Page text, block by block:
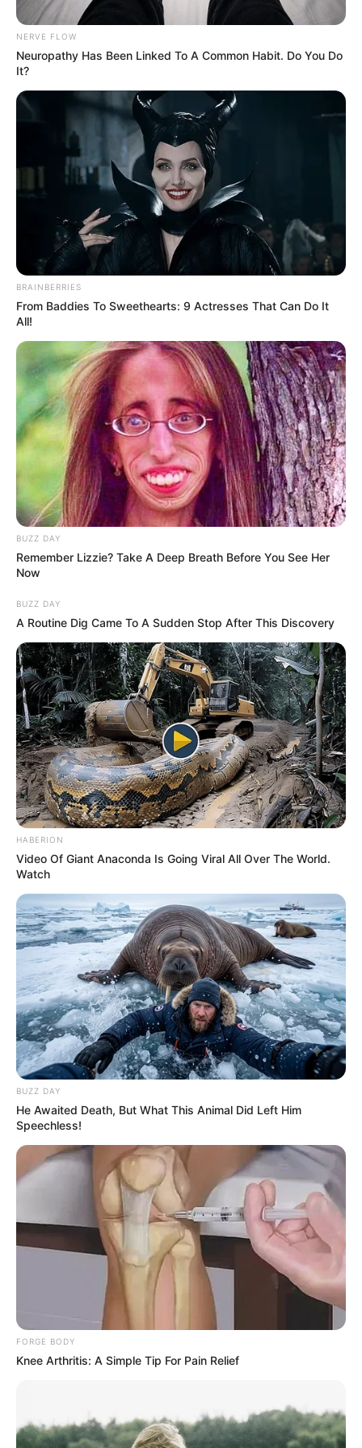
ΔΙΕΘΝΗ ΡΟΗ ΤΩΝ ΑΡΘΡΩΝ
Βιολογικά πειραματόζωα των
“Αμερικάνων” γίνονται οι Ουκρανοί
στρατιώτες – Τρομακτικές αποκαλύψεις
βγήκαν επίσημα στον αέρα από τους
Ρώσους
Οι Ουκρανοί στρατιώτες γίνονται βιολογικά πειραματόζωα
των “Αμερικάνων”… Τρομακτικές είναι οι νέες αποκαλύψεις
που έβγαλαν επίσημα στον αέρα οι Ρώσοι στις οποίες μας
δείχνουν τι...
FACEBOOK ΑΡΈΣΕΙ
YOUTUBE ΕΓΓΡΑΦΕΊΤΕ
EMAIL ΑΚΟΛΟΥΘΉΣΤΕ
ΣΠΑΜΕ ΤΟ ΜΑΤΡΙΞ – ΤΟ ΒΙΒΛΙΟ
NERVE FLOW
Neuropathy Has Been Linked To A Common Habit. Do You Do
It?
BRAINBERRIES
From Baddies To Sweethearts: 9 Actresses That Can Do It
All!
BUZZ DAY
Remember Lizzie? Take A Deep Breath Before You See Her
Now
BUZZ DAY
A Routine Dig Came To A Sudden Stop After This Discovery
HABERION
Video Of Giant Anaconda Is Going Viral All Over The World.
Watch
BUZZ DAY
He Awaited Death, But What This Animal Did Left Him
Speechless!
FORGE BODY
Knee Arthritis: A Simple Tip For Pain Relief